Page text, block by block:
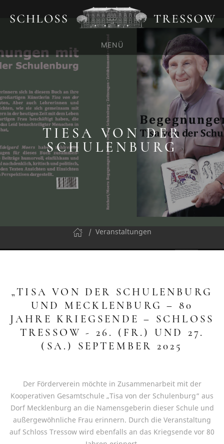
MENÜ
TIESA VON DER
SCHULENBURG
Veranstaltungen
„TISA VON DER SCHULENBURG
UND MECKLENBURG – 80
JAHRE KRIEGSENDE – SCHLOSS
TRESSOW - 26. (FR.) UND 27.
(SA.) SEPTEMBER 2025
Der Förderverein möchte in Zusammenarbeit mit der
Kooperativen Gesamtschule „Tisa von der Schulenburg“ aus
Dorf Mecklenburg an die Namensgeberin dieser Schule und
außergewöhnliche Frau erinnern. Durch die Veranstaltung
auf Schloss Tressow wird ebenfalls an das Kriegsende vor 80